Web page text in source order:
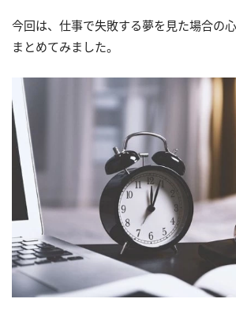
今回は、仕事で失敗する夢を見た場合の
まとめてみました。